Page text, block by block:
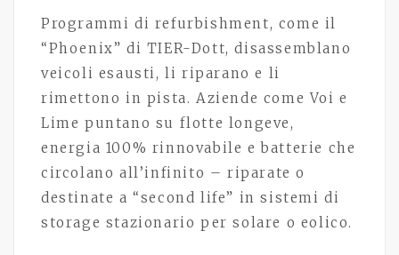
Programmi di refurbishment, come il
“Phoenix” di TIER-Dott, disassemblano
veicoli esausti, li riparano e li
rimettono in pista. Aziende come Voi e
Lime puntano su flotte longeve,
energia 100% rinnovabile e batterie che
circolano all’infinito – riparate o
destinate a “second life” in sistemi di
storage stazionario per solare o eolico.